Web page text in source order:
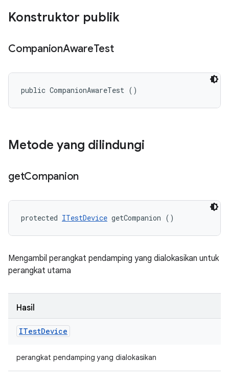
Konstruktor publik
CompanionAwareTest
public CompanionAwareTest ()
Metode yang dilindungi
getCompanion
protected ITestDevice getCompanion ()
Mengambil perangkat pendamping yang dialokasikan untuk
perangkat utama
Hasil
ITestDevice
perangkat pendamping yang dialokasikan